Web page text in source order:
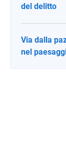
del delitto
Via dalla
nel